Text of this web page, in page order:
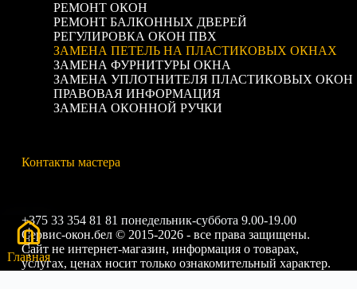
РЕМОНТ ОКОН
РЕМОНТ БАЛКОННЫХ ДВЕРЕЙ
РЕГУЛИРОВКА ОКОН ПВХ
ЗАМЕНА ПЕТЕЛЬ НА ПЛАСТИКОВЫХ ОКНАХ
ЗАМЕНА ФУРНИТУРЫ ОКНА
ЗАМЕНА УПЛОТНИТЕЛЯ ПЛАСТИКОВЫХ ОКОН
ПРАВОВАЯ ИНФОРМАЦИЯ
ЗАМЕНА ОКОННОЙ РУЧКИ
Контакты мастера
+375 33 354 81 81 понедельник-суббота 9.00-19.00
Сервис-окон.бел © 2015-2026 - все права защищены.
Сайт не интернет-магазин, информация о товарах,
услугах, ценах носит только ознакомительный характер.
Главная